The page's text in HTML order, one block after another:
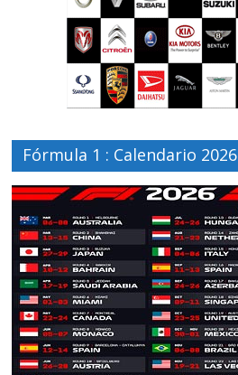
Fórmula 1 : Calendario 2026